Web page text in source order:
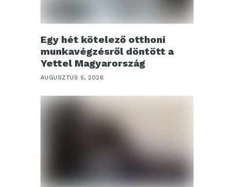
Egy hét kötelező otthoni
munkavégzésről döntött a
Yettel Magyarország
AUGUSZTUS 5, 2026